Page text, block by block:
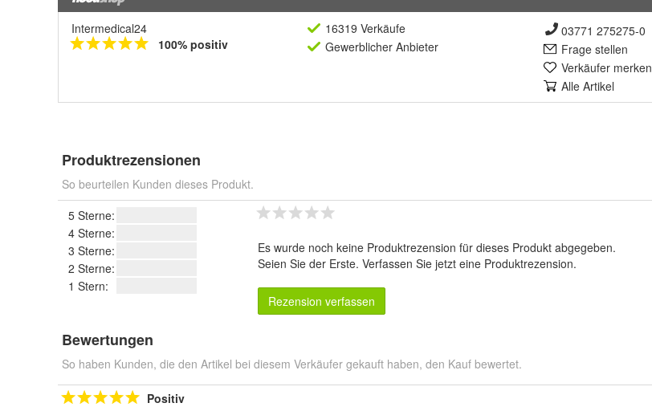
Intermedical24
100% positiv
16319 Verkäufe
Gewerblicher Anbieter
03771 275275-0
Frage stellen
Verkäufer merken
Alle Artikel
Produktrezensionen
So beurteilen Kunden dieses Produkt.
5 Sterne:
4 Sterne:
3 Sterne:
2 Sterne:
1 Stern:
Es wurde noch keine Produktrezension für dieses Produkt abgegeben.
Seien Sie der Erste. Verfassen Sie jetzt eine Produktrezension.
Rezension verfassen
Bewertungen
So haben Kunden, die den Artikel bei diesem Verkäufer gekauft haben, den Kauf bewertet.
Positiv